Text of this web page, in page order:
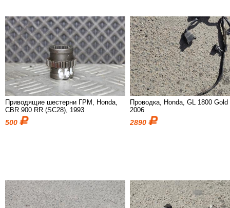
Приводящие шестерни ГРМ, Honda,
CBR 900 RR (SC28), 1993
500
Проводка, Honda, GL 1800 Gold
2006
2890